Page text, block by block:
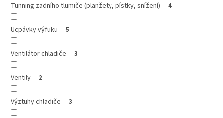
Tunning zadního tlumiče (planžety, pístky, snížení) 4
Ucpávky výfuku 5
Ventilátor chladiče 3
Ventily 2
Výztuhy chladiče 3